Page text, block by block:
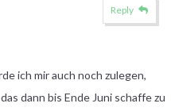
ich mir auch noch zulegen,
dann bis Ende Juni schaffe zu
Reply